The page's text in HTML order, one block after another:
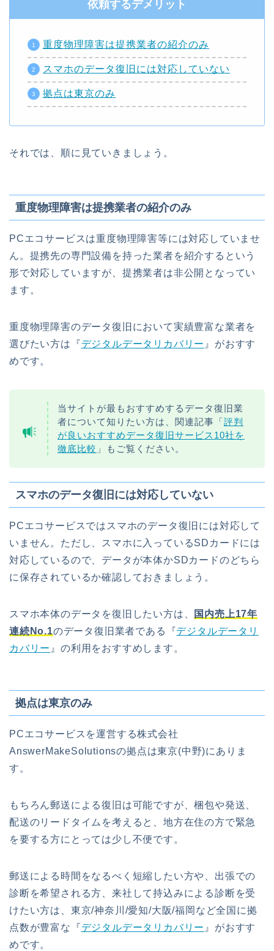
依頼するデメリット
重度物理障害は提携業者の紹介のみ
スマホのデータ復旧には対応していない
拠点は東京のみ
それでは、順に見ていきましょう。
重度物理障害は提携業者の紹介のみ
PCエコサービスは重度物理障害等には対応していませ
ん。提携先の専門設備を持った業者を紹介するという
形で対応していますが、提携業者は非公開となってい
ます。
重度物理障害のデータ復旧において実績豊富な業者を
選びたい方は『デジタルデータリカバリー 』がおすす
めです。
当サイトが最もおすすめするデータ復旧業
者について知りたい方は、関連記事「評判
が良いおすすめデータ復旧サービス10社を
徹底比較 」もご覧ください。
スマホのデータ復旧には対応していない
PCエコサービスではスマホのデータ復旧には対応して
いません。ただし、スマホに入っているSDカードには
対応しているので、データが本体かSDカードのどちら
に保存されているか確認しておきましょう。
スマホ本体のデータを復旧したい方は、
国内売上17年
連続No.1のデータ復旧業者である『デジタルデータリ
カバリー 』の利用をおすすめします。
拠点は東京のみ
PCエコサービスを運営する株式会社
AnswerMakeSolutionsの拠点は東京(中野)にありま
す。
もちろん郵送による復旧は可能ですが、梱包や発送、
配送のリードタイムを考えると、地方在住の方で緊急
を要する方にとっては少し不便です。
郵送による時間をなるべく短縮したい方や、出張での
診断を希望される方、来社して持込みによる診断を受
けたい方は、東京/神奈川/愛知/大阪/福岡など全国に拠
点数が豊富な『デジタルデータリカバリー 』がおすす
めです。